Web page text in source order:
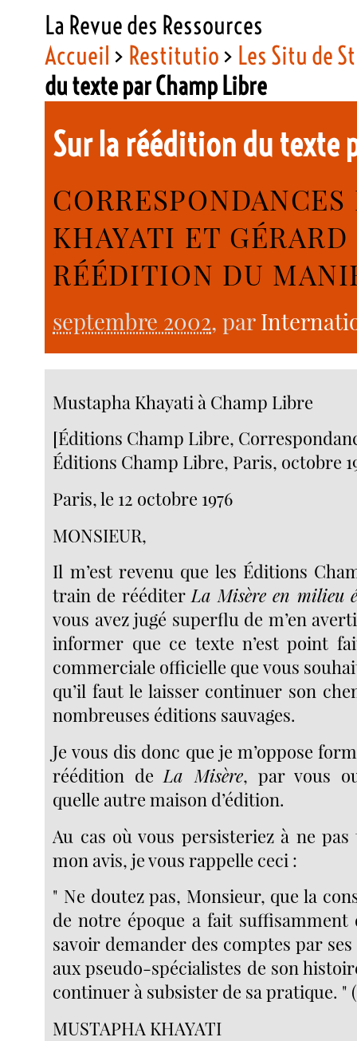
La Revue des Ressources
Accueil > Restitutio> Les Situ de
du texte par Champ Libre
Sur la réédition du texte
KHAYATI ET
RÉÉDITION DU
septembre 2002, par
Mustapha Khayati à Champ Libre
[Éditions Champ Libre,
Éditions Champ Libre, Paris, octobre
Paris, le 12 octobre 1976
MONSIEUR,
Il m’est revenu que les Éditions
train de rééditerLa Misère en milieu
vous avez jugé superflu de m’en
informer que ce texte n’est point
commerciale officielle que vous
qu’il faut le laisser continuer son
nombreuses éditions sauvages.
Je vous dis donc que je m’oppose
réédition de La Misère, par vous
quelle autre maison d’édition.
Au cas où vous persisteriez à ne
mon avis, je vous rappelle ceci :
" Ne doutez pas, Monsieur, que la
de notre époque a fait
savoir demander des comptes par
aux pseudo-spécialistes de son
continuer à subsister de sa pratique. "
MUSTAPHA KHAYATI